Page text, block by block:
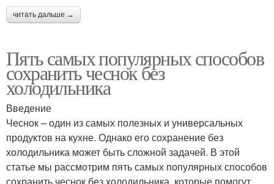
читать дальше →
Пять самых популярных способов
сохранить чеснок без
холодильника
Введение
Чеснок – один из самых полезных и универсальных
продуктов на кухне. Однако его сохранение без
холодильника может быть сложной задачей. В этой
статье мы рассмотрим пять самых популярных способов
сохранить чеснок без холодильника, которые помогут